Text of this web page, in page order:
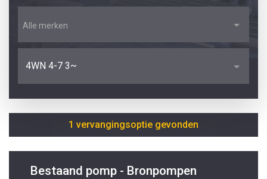
Alle merken
4WN 4-7 3~
1 vervangingsoptie gevonden
Bestaand pomp - Bronpompen